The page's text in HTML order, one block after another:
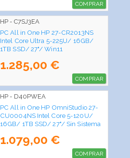
COMPRAR
HP - C7SJ3EA
PC All in One HP 27-CR2013NS
Intel Core Ultra 5-225U/ 16GB/
1TB SSD/ 27"/ Win11
1.285,00 €
COMPRAR
HP - D40PWEA
PC All in One HP OmniStudio 27-
CU0004NS Intel Core 5-120U/
16GB/ 1TB SSD/ 27"/ Sin Sistema
1.079,00 €
COMPRAR